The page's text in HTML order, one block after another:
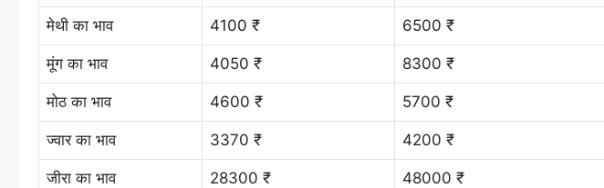
मेथी का भाव 4100 ₹ 6500 ₹
मूंग का भाव 4050 ₹ 8300 ₹
मोठ का भाव 4600 ₹ 5700 ₹
ज्वार का भाव 3370 ₹ 4200 ₹
जीरा का भाव 28300 ₹ 48000 ₹